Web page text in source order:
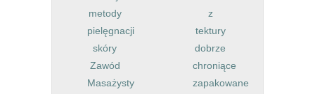
metody
pielęgnacji
skóry
Zawód
Masażysty
z
tektury
dobrze
chroniące
zapakowane